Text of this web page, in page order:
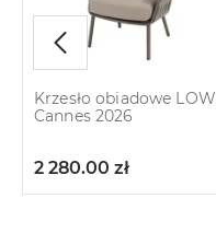
Krzesło obiadowe LOW
Cannes 2026
2 280.00 zł